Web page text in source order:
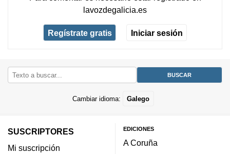
lavozdegalicia.es
Regístrate gratis Iniciar sesión
Cambiar idioma: Galego
SUSCRIPTORES
Mi suscripción
EDICIONES
A Coruña